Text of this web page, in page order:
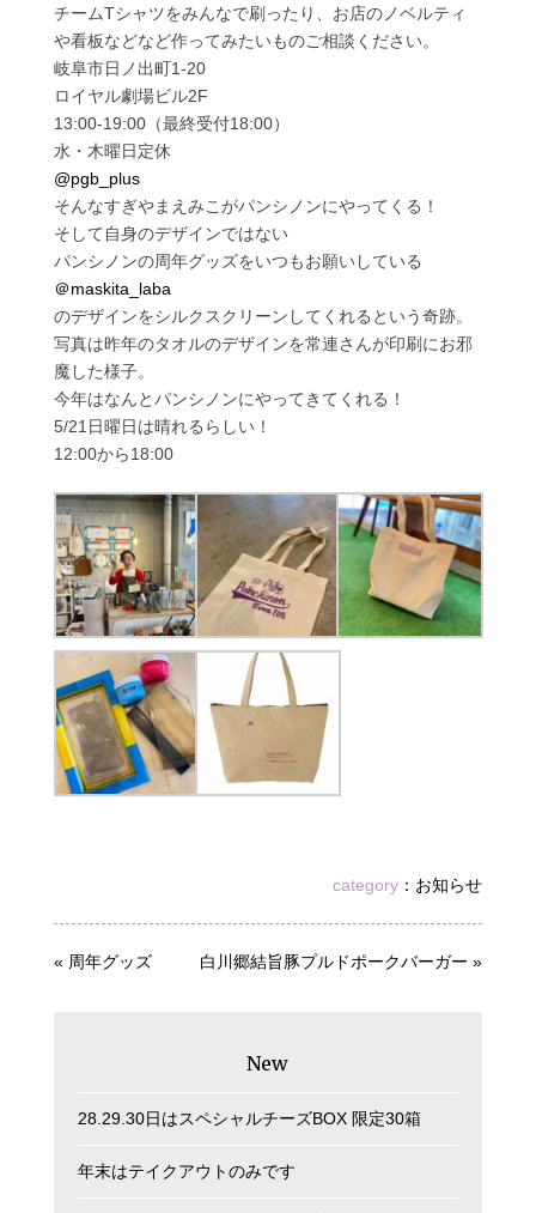
チームTシャツをみんなで刷ったり、お店のノベルティ
や看板などなど作ってみたいものご相談ください。
岐阜市日ノ出町1-20
ロイヤル劇場ビル2F
13:00-19:00（最終受付18:00）
水・木曜日定休
@pgb_plus
そんなすぎやまえみこがパンシノンにやってくる！
そして自身のデザインではない
パンシノンの周年グッズをいつもお願いしている
＠maskita_laba
のデザインをシルクスクリーンしてくれるという奇跡。
写真は昨年のタオルのデザインを常連さんが印刷にお邪
魔した様子。
今年はなんとパンシノンにやってきてくれる！
5/21日曜日は晴れるらしい！
12:00から18:00
category ： お知らせ
« 周年グッズ 白川郷結旨豚プルドポークバーガー »
New
28.29.30日はスペシャルチーズBOX 限定30箱
年末はテイクアウトのみです